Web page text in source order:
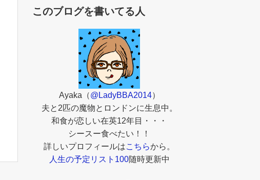
このブログを書いてる人
Ayaka（@LadyBBA2014）
夫と2匹の魔物とロンドンに生息中。
和食が恋しい在英12年目・・・
シースー食べたい！！
詳しいプロフィールはこちらから。
人生の予定リスト100随時更新中